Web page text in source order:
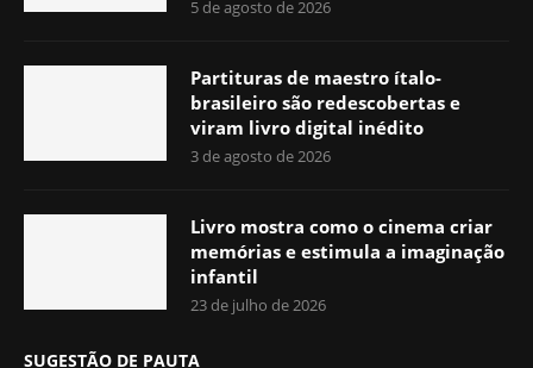
5 de agosto de 2026
Partituras de maestro ítalo-
brasileiro são redescobertas e
viram livro digital inédito
3 de agosto de 2026
Livro mostra como o cinema criar
memórias e estimula a imaginação
infantil
23 de julho de 2026
SUGESTÃO DE PAUTA